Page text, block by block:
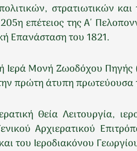
στρατιωτικών
επέτειος της Α΄
Επανάσταση του 1821.
Ιερά Μονή Ζωοδόχου
πρώτη άτυπη
Θεία Λειτουργία,
Αρχιερατικού
του Ιεροδιακόνου